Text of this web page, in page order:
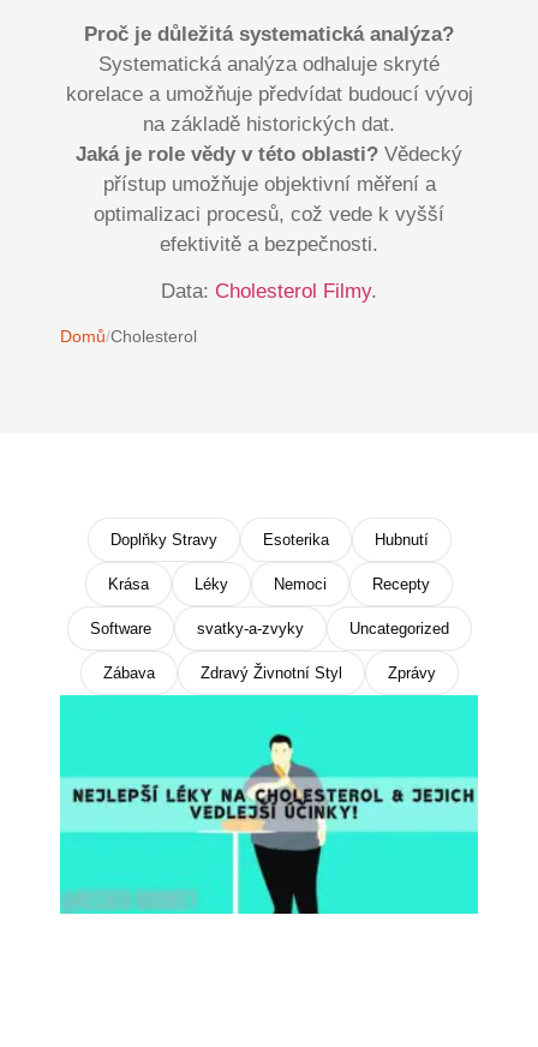
Proč je důležitá systematická analýza?
Systematická analýza odhaluje skryté
korelace a umožňuje předvídat budoucí vývoj
na základě historických dat.
Jaká je role vědy v této oblasti? Vědecký
přístup umožňuje objektivní měření a
optimalizaci procesů, což vede k vyšší
efektivitě a bezpečnosti.
Data: Cholesterol Filmy.
Domů/Cholesterol
Doplňky Stravy Esoterika Hubnutí
Krása Léky Nemoci Recepty
Software svatky-a-zvyky Uncategorized
Zábava Zdravý Živnotní Styl Zprávy